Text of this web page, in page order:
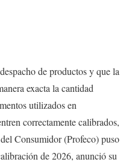
de productos y que la
exacta la cantidad
utilizados en
correctamente calibrados,
Consumidor (Profeco) puso
de 2026, anunció su